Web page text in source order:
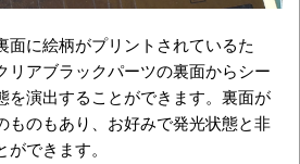
面に絵柄がプリントされているた
リアブラックパーツの裏面からシー
を演出することができます。裏面が
ものもあり、お好みで発光状態と非
できます。